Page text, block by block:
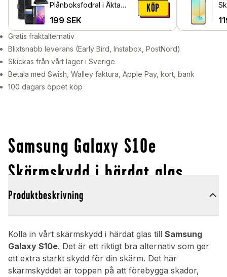
Plånboksfodral i Äkta
199 SEK
KÖP
Gratis fraktalternativ
Blixtsnabb leverans (Early Bird, Instabox, PostNord)
Skickas från vårt lager i Sverige
Betala med Swish, Walley faktura, Apple Pay, kort, bank
100 dagars öppet köp
Samsung Galaxy S10e
Skärmskydd i härdat glas
Produktbeskrivning
Kolla in vårt skärmskydd i härdat glas till Samsung
Galaxy S10e. Det är ett riktigt bra alternativ som ger
ett extra starkt skydd för din skärm. Det här
skärmskyddet är toppen på att förebygga skador,